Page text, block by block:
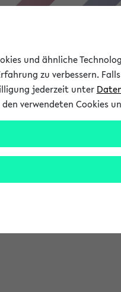
auf eine eKVV
und ähnliche
zu verbessern.
jederzeit unter
verwendeten Cookies